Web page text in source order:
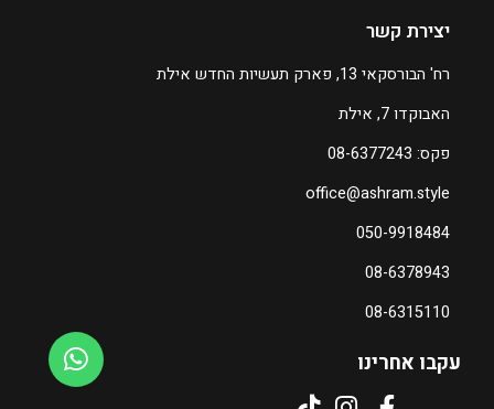
עקבו אחרינו
יצירת קשר
רח' הבורסקאי 13, פארק תעשיות החדש אילת
האבוקדו 7, אילת
פקס: 08-6377243
office@ashram.style
050-9918484
08-6378943
08-6315110